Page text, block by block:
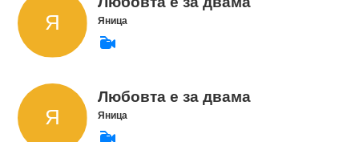
Яница
Любовта е за двама
Яница